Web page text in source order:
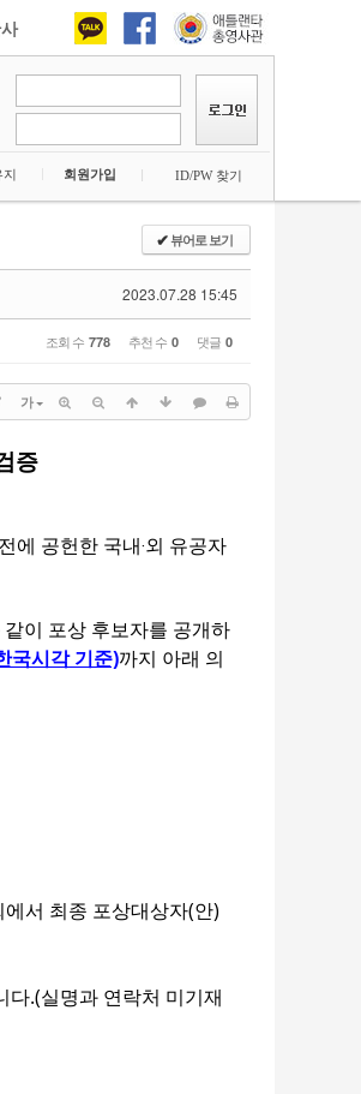
지 회원가입 ID/PW 찾기
✔뷰어로 보기
2023.07.28 15:45
조회 수 778 추천 수 0 댓글 0
가
증
에 공헌한 국내‧외 유공자
이 포상 후보자를 공개하
국시각 기준)까지 아래 의
서 최종 포상대상자(안)
.(실명과 연락처 미기재